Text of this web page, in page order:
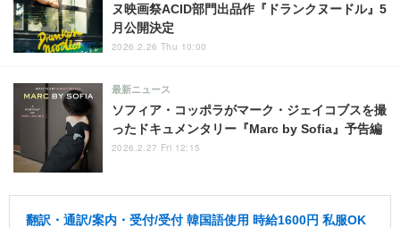
ヌ映画祭ACID部門出品作『ドランクヌードル』5
月公開決定
2026.2.26 Thu 10:00
ソフィア・コッポラがマーク・ジェイコブスを撮
ったドキュメンタリー『Marc by Sofia』予告編
最新ニュース
2026.2.27 Fri 12:15
翻訳・通訳/案内・受付/受付 韓国語使用 時給1600円 私服OK